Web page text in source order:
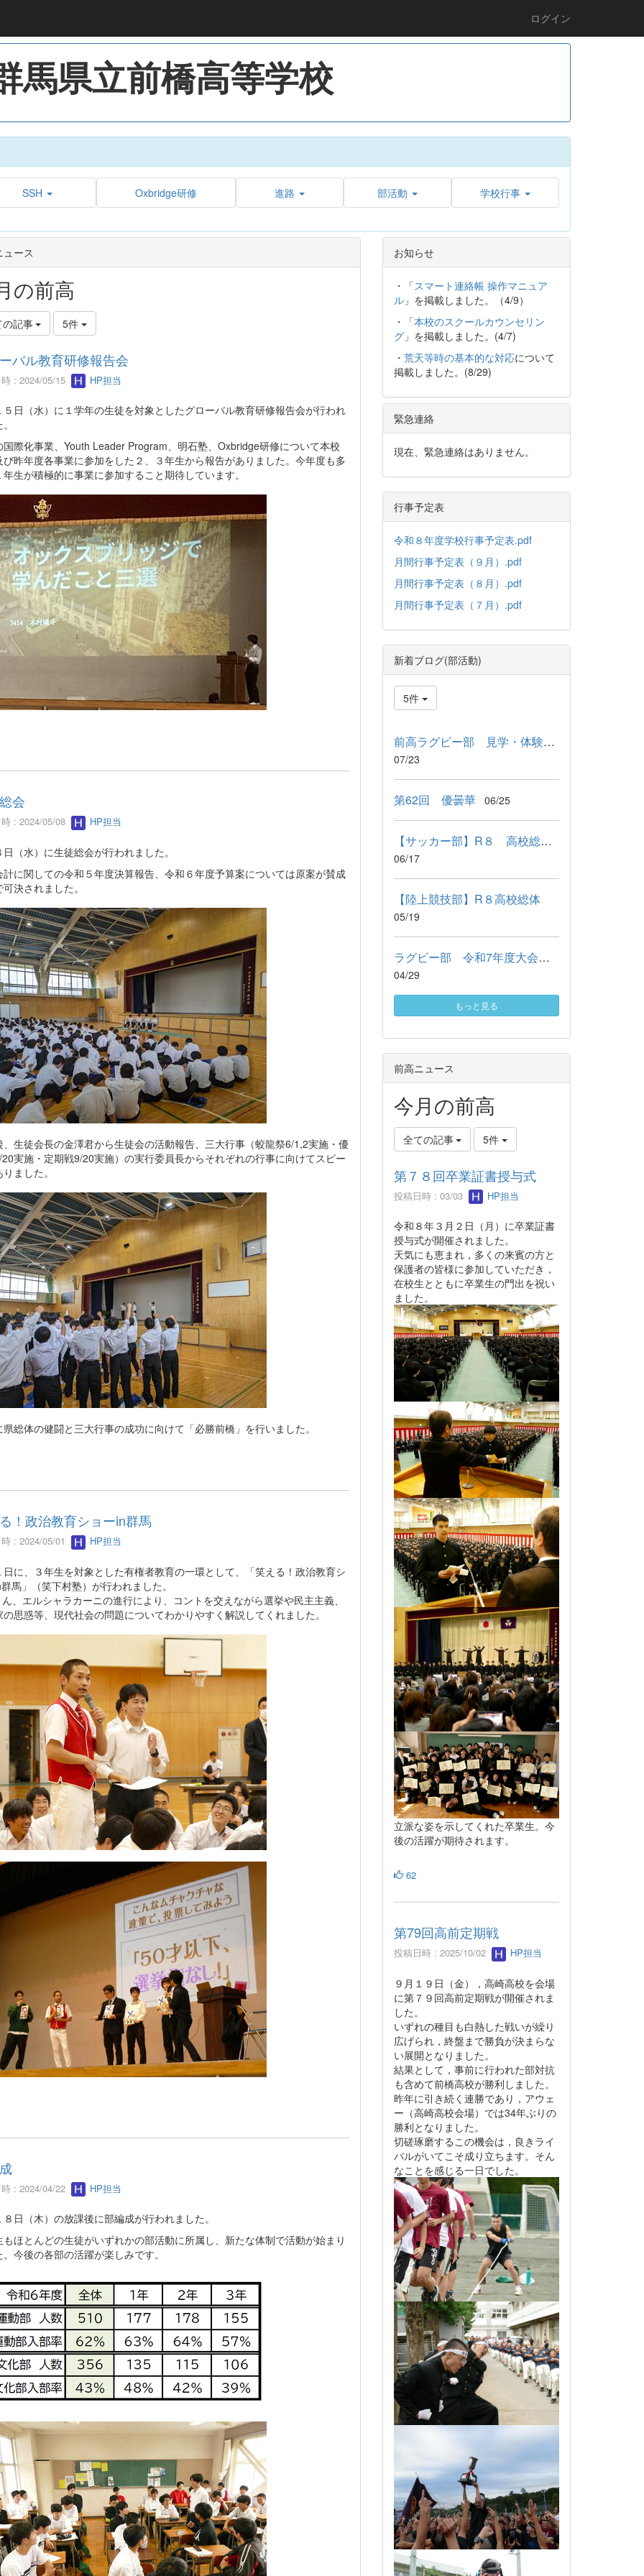
ログイン
馬県立前橋高等学校
SSH Oxbridge研修 進路 部活動 学校行事
ース
の前高
記事 5件
バル教育研修報告会
: 2024/05/15 HP担当
５日（水）に１学年の生徒を対象としたグローバル教育研修報告会が行われ
国際化事業、Youth Leader Program、明石塾、Oxbridge研修について本校
び昨年度各事業に参加をした２、３年生から報告がありました。今年度も多
生が積極的に事業に参加すること期待しています。
会
: 2024/05/08 HP担当
（水）に生徒総会が行われました。
計に関しての令和５年度決算報告、令和６年度予算案については原案が賛成
決されました。
、生徒会長の金澤君から生徒会の活動報告、三大行事（蛟龍祭6/1,2実施・優
実施・定期戦9/20実施）の実行委員長からそれぞれの行事に向けてスピー
ました。
総体の健闘と三大行事の成功に向けて「必勝前橋」を行いました。
！政治教育ショーin群馬
: 2024/05/01 HP担当
日に、３年生を対象とした有権者教育の一環として、「笑える！政治教育シ
馬」（笑下村塾）が行われました。
、エルシャラカーニの進行により、コントを交えながら選挙や民主主義、
思惑等、現代社会の問題についてわかりやすく解説してくれました。
: 2024/04/22 HP担当
日（木）の放課後に部編成が行われました。
もほとんどの生徒がいずれかの部活動に所属し、新たな体制で活動が始まり
今後の各部の活躍が楽しみです。
お知らせ
・「スマート連絡帳 操作マニュア
ル」を掲載しました。（4/9）
・「本校のスクールカウンセリン
グ」を掲載しました。(4/7)
・ 荒天等時の基本的な対応について
掲載しました。(8/29)
緊急連絡
現在、緊急連絡はありません。
行事予定表
令和８年度学校行事予定表.pdf
月間行事予定表（９月）.pdf
月間行事予定表（８月）.pdf
月間行事予定表（７月）.pdf
新着ブログ(部活動)
5件
前高ラグビー部 見学・体験会の実施について
07/23
第62回 優曇華 06/25
【サッカー部】R８ 高校総体結果
06/17
【陸上競技部】R８高校総体
05/19
ラグビー部 令和7年度大会成績
04/29
もっと見る
前高ニュース
今月の前高
全ての記事 5件
第７８回卒業証書授与式
投稿日時 : 03/03 HP担当
令和８年３月２日（月）に卒業証書
授与式が開催されました。
天気にも恵まれ，多くの来賓の方と
保護者の皆様に参加していただき，
在校生とともに卒業生の門出を祝い
ました。
立派な姿を示してくれた卒業生。今
後の活躍が期待されます。
62
第79回高前定期戦
投稿日時 : 2025/10/02 HP担当
９月１９日（金），高崎高校を会場
に第７９回高前定期戦が開催されま
した。
いずれの種目も白熱した戦いが繰り
広げられ，終盤まで勝負が決まらな
い展開となりました。
結果として，事前に行われた部対抗
も含めて前橋高校が勝利しました。
昨年に引き続く連勝であり，アウェ
ー（高崎高校会場）では34年ぶりの
勝利となりました。
切磋琢磨するこの機会は，良きライ
バルがいてこそ成り立ちます。そん
なことを感じる一日でした。